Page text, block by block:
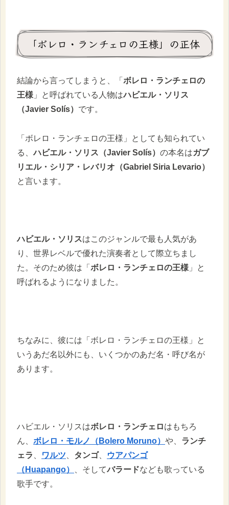
「ボレロ・ランチェロの王様」の正体
結論から言ってしまうと、「 ボレロ・ランチェロの
王様 」と呼ばれている人物はハビエル・ソリス
（Javier Solís） です。
「ボレロ・ランチェロの王様」としても知られてい
る、ハビエル・ソリス（Javier Solís） の本名はガブ
リエル・シリア・レバリオ（Gabriel Siria Levario）
と言います。
ハビエル・ソリスはこのジャンルで最も人気があ
り、世界レベルで優れた演奏者として際立ちまし
た。そのため彼は「 ボレロ・ランチェロの王様 」と
呼ばれるようになりました。
ちなみに、彼には「ボレロ・ランチェロの王様」と
いうあだ名以外にも、いくつかのあだ名・呼び名が
あります。
ハビエル・ソリスはボレロ・ランチェロはもちろ
ん、 ボレロ・モルノ（Bolero Moruno） や、 ランチ
ェラ 、 ワルツ、 タンゴ、
ウアパンゴ
（Huapango）
、そしてバラードなども歌っている
歌手です。